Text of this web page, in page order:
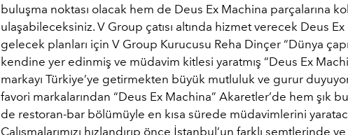
buluşma noktası olacak hem de Deus Ex Machina parçalarına
ulaşabileceksiniz. V Group çatısı altında hizmet verecek Deus Ex
gelecek planları için V Group Kurucusu Reha Dinçer “Dünya
kendine yer edinmiş ve müdavim kitlesi yaratmış “Deus Ex
markayı Türkiye’ye getirmekten büyük mutluluk ve gurur
favori markalarından “Deus Ex Machina” Akaretler’de hem şık
de restoran-bar bölümüyle en kısa sürede müdavimlerini
Çalışmalarımızı hızlandırıp önce İstanbul’un farklı semtlerinde